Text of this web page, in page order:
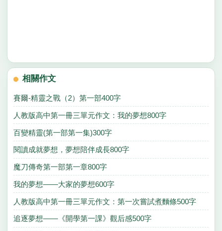
相關作文
賽爾-精靈之戰（2）第一部400字
人教版高中第一冊三單元作文：我的夢想800字
百變精靈(第一部第一集)300字
閱讀成就夢想，夢想陪伴成長800字
魔刀傳奇第一部第一章800字
我的夢想——大家的夢想600字
人教版高中第一冊三單元作文：第一次嘗試煮麵條500字
追逐夢想——《開學第一課》觀后感500字